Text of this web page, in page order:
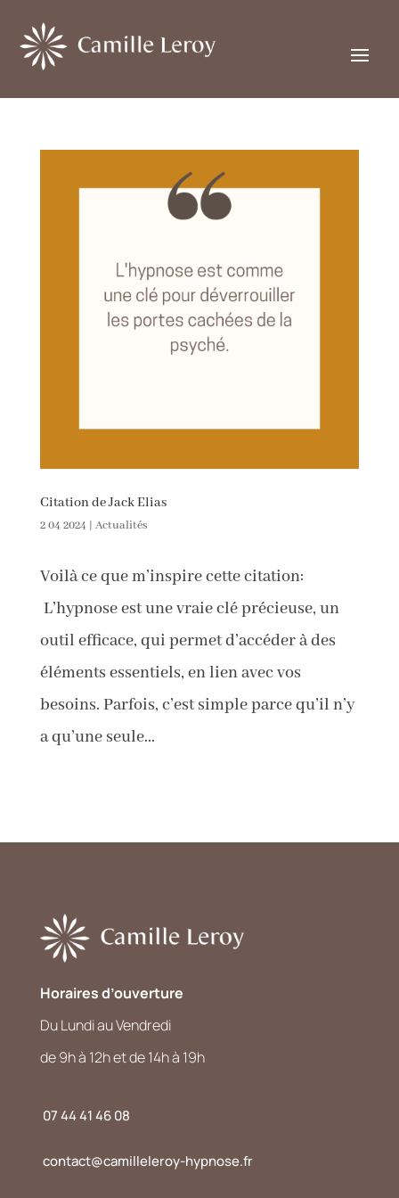
Citation de Jack Elias
2 04 2024 | Actualités
Voilà ce que m’inspire cette citation:
L’hypnose est une vraie clé précieuse, un
outil efficace, qui permet d’accéder à des
éléments essentiels, en lien avec vos
besoins. Parfois, c’est simple parce qu’il n’y
a qu’une seule...
Horaires d’ouverture
Du Lundi au Vendredi
de 9h à 12h et de 14h à 19h
07 44 41 46 08
contact@camilleleroy-hypnose.fr